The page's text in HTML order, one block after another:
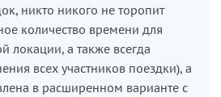
никто никого не торопит
количество времени для
локации, а также всегда
всех участников поездки), а
в расширенном варианте с